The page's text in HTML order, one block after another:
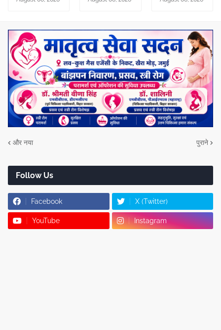
और नया पुराने
Follow Us
Facebook X (Twitter)
YouTube Instagram